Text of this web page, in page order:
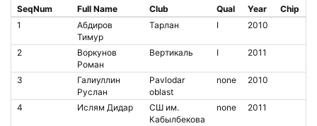
SeqNum Full Name Club Qual Year
Chip
1
Абдиров
Тимур
Тарлан I 2010
2
Воркунов
Роман
Вертикаль I 2011
3
Галиуллин
Руслан
Pavlodar
oblast
none 2010
4 Ислям Дидар
СШ им.
Кабылбекова
none 2011